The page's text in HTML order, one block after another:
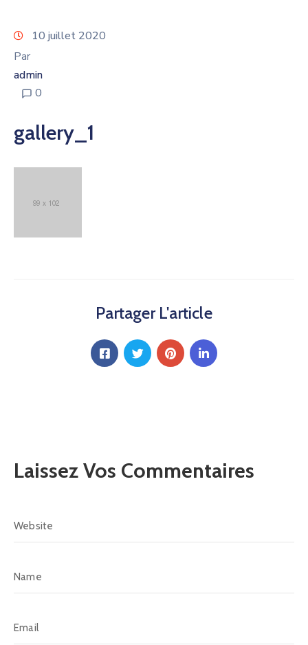
10 juillet 2020
Par
admin
0
gallery_1
Partager L'article
Laissez Vos Commentaires